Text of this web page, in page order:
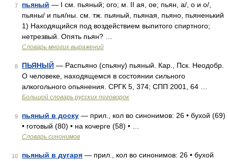
7 пьяный — I см. пьяный; ого; м. II ая, ое; пьян, а/, о и о/,
пьяны/ и пья/ны. см. тж. пьяный, пьяная, пьяно, пьяненький
1) Находящийся под воздействием выпитого спиртного;
нетрезвый. Опять пьян? …
Словарь многих выражений
8 ПЬЯНЫЙ — Распьяно (спьяну) пьяный. Кар., Пск. Неодобр.
О человеке, находящемся в состоянии сильного
алкогольного опьянения. СРГК 5, 374; СПП 2001, 64 …
Большой словарь русских поговорок
9 пьяный в доску — прил., кол во синонимов: 26 • бухой (69)
• готовый (80) • на кочерге (58) • …
Словарь синонимов
10 пьяный в дугаря — прил., кол во синонимов: 26 • бухой